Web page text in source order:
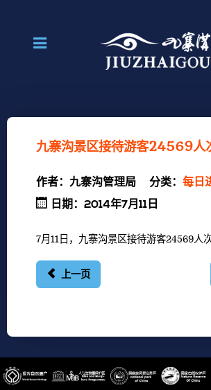
九寨沟景区接待游客24569人
作者： 九寨沟管理局 分类： 每日
日期：2014年7月11日
7月11日，九寨沟景区接待游客24569人次
上一页